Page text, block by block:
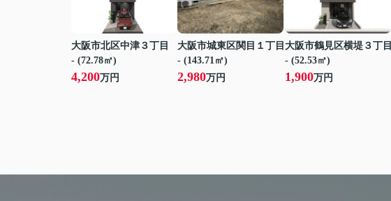
大阪市北区中津３丁目
- (72.78㎡)
4,200万円
大阪市城東区関目１丁目
- (143.71㎡)
2,980万円
大阪市鶴見区横堤３丁目
- (52.53㎡)
1,900万円